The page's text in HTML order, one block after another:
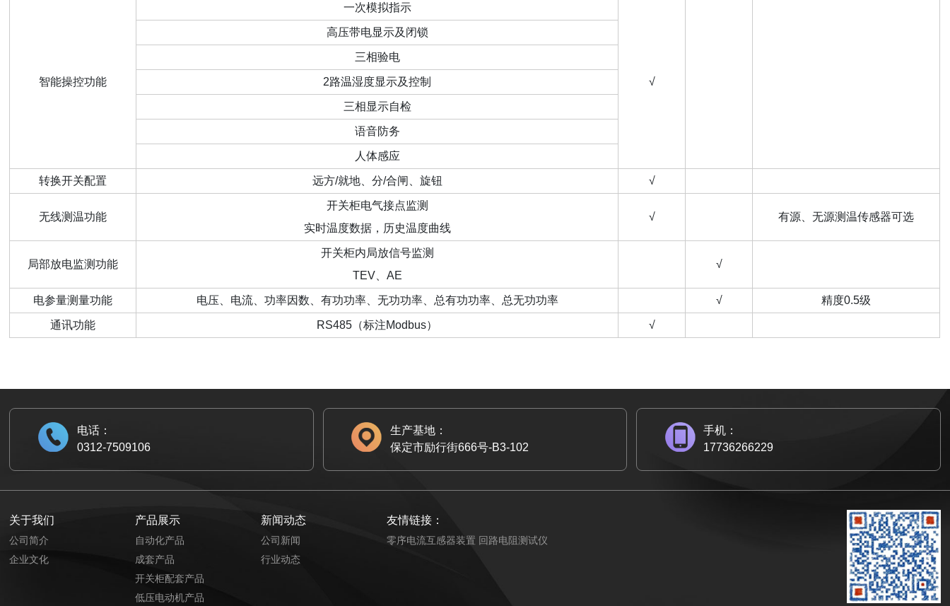
智能操控功能
一次模拟指示
√
高压带电显示及闭锁
三相验电
2路温湿度显示及控制
三相显示自检
语音防务
人体感应
转换开关配置 远方/就地、分/合闸、旋钮 √
无线测温功能
开关柜电气接点监测
实时温度数据，历史温度曲线
√ 有源、无源测温传感器可选
局部放电监测功能
开关柜内局放信号监测
TEV、AE
√
电参量测量功能 电压、电流、功率因数、有功功率、无功功率、总有功功率、总无功功率 √ 精度0.5级
通讯功能 RS485（标注Modbus） √
电话：
0312-7509106
生产基地：
保定市励行街666号-B3-102
手机：
17736266229
关于我们
公司简介
企业文化
产品展示
自动化产品
成套产品
开关柜配套产品
低压电动机产品
新闻动态
公司新闻
行业动态
友情链接：
零序电流互感器装置 回路电阻测试仪